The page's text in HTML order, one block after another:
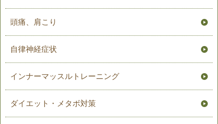
頭痛、肩こり
自律神経症状
インナーマッスルトレーニング
ダイエット・メタボ対策